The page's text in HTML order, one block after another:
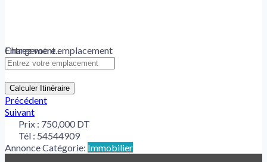
Chargement...
Entrez votre emplacement
Calculer Itinéraire
Précédent
Suivant
Prix : 750,000 DT
Tél : 54544909
Annonce Catégorie: Immobilier